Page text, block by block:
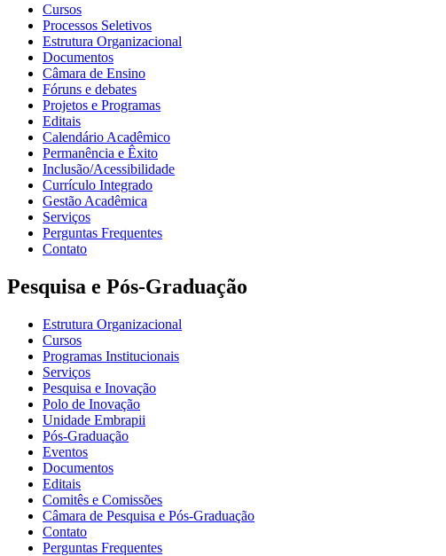
Cursos
Processos Seletivos
Estrutura Organizacional
Documentos
Câmara de Ensino
Fóruns e debates
Projetos e Programas
Editais
Calendário Acadêmico
Permanência e Êxito
Inclusão/Acessibilidade
Currículo Integrado
Gestão Acadêmica
Serviços
Perguntas Frequentes
Contato
Pesquisa e Pós-Graduação
Estrutura Organizacional
Cursos
Programas Institucionais
Serviços
Pesquisa e Inovação
Polo de Inovação
Unidade Embrapii
Pós-Graduação
Eventos
Documentos
Editais
Comitês e Comissões
Câmara de Pesquisa e Pós-Graduação
Contato
Perguntas Frequentes